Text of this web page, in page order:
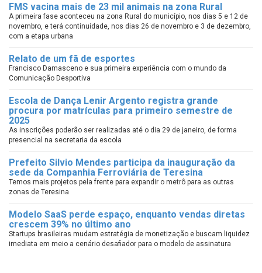
FMS vacina mais de 23 mil animais na zona Rural
A primeira fase aconteceu na zona Rural do município, nos dias 5 e 12 de
novembro, e terá continuidade, nos dias 26 de novembro e 3 de dezembro,
com a etapa urbana
Relato de um fã de esportes
Francisco Damasceno e sua primeira experiência com o mundo da
Comunicação Desportiva
Escola de Dança Lenir Argento registra grande
procura por matrículas para primeiro semestre de
2025
As inscrições poderão ser realizadas até o dia 29 de janeiro, de forma
presencial na secretaria da escola
Prefeito Silvio Mendes participa da inauguração da
sede da Companhia Ferroviária de Teresina
Temos mais projetos pela frente para expandir o metrô para as outras
zonas de Teresina
Modelo SaaS perde espaço, enquanto vendas diretas
crescem 39% no último ano
Startups brasileiras mudam estratégia de monetização e buscam liquidez
imediata em meio a cenário desafiador para o modelo de assinatura